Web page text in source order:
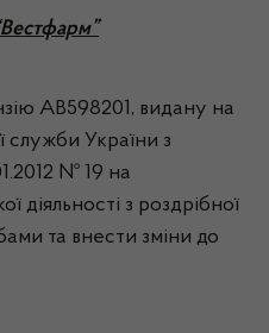
АВ598201, видану на
служби України з
№ 19 на
діяльності з роздрібної
та внести зміни до